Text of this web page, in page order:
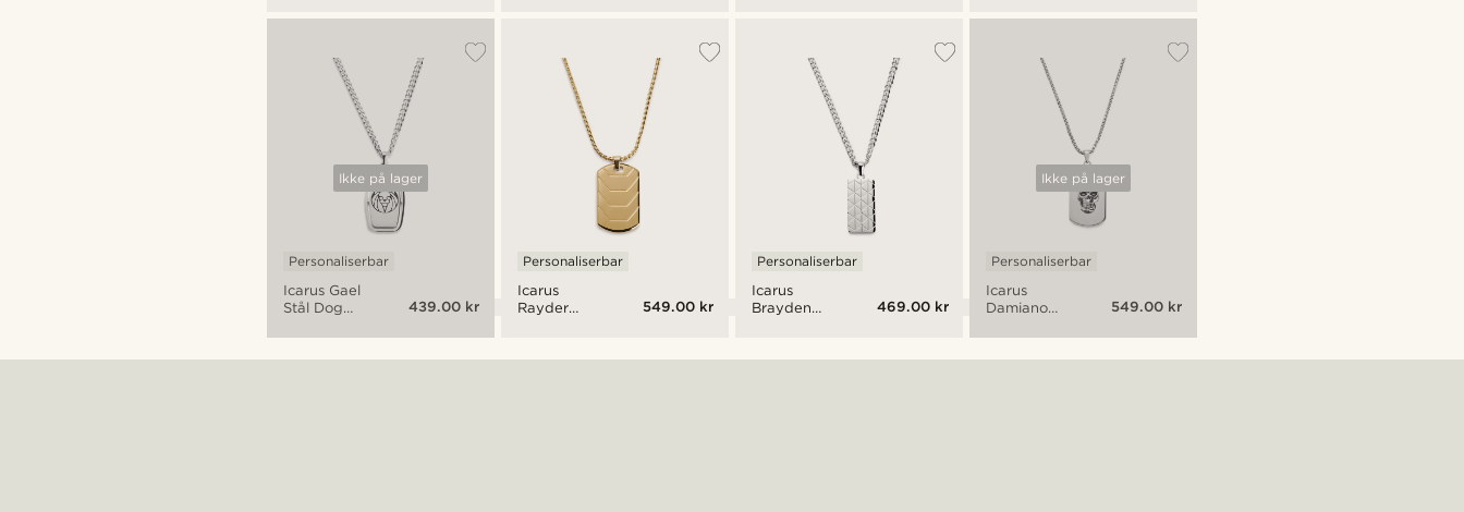
Halskjede
Ikke på lager
Icarus Gael
Stål Dog
Personaliserbar
439.00 kr
Icarus
Rayder
Personaliserbar
549.00 kr
Icarus
Brayden
Personaliserbar
469.00 kr
Tag
Ikke på lager
Icarus
Damiano
Dog Tag
Personaliserbar
549.00 kr